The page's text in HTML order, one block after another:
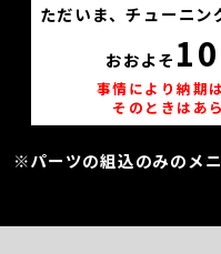
ただいま、チューニ
おおよそ 10
事情により納期
そのときはあ
※パーツの組込のみのメ